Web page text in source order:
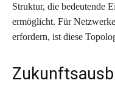
Struktur, die bedeutende
ermöglicht. Für
erfordern, ist diese